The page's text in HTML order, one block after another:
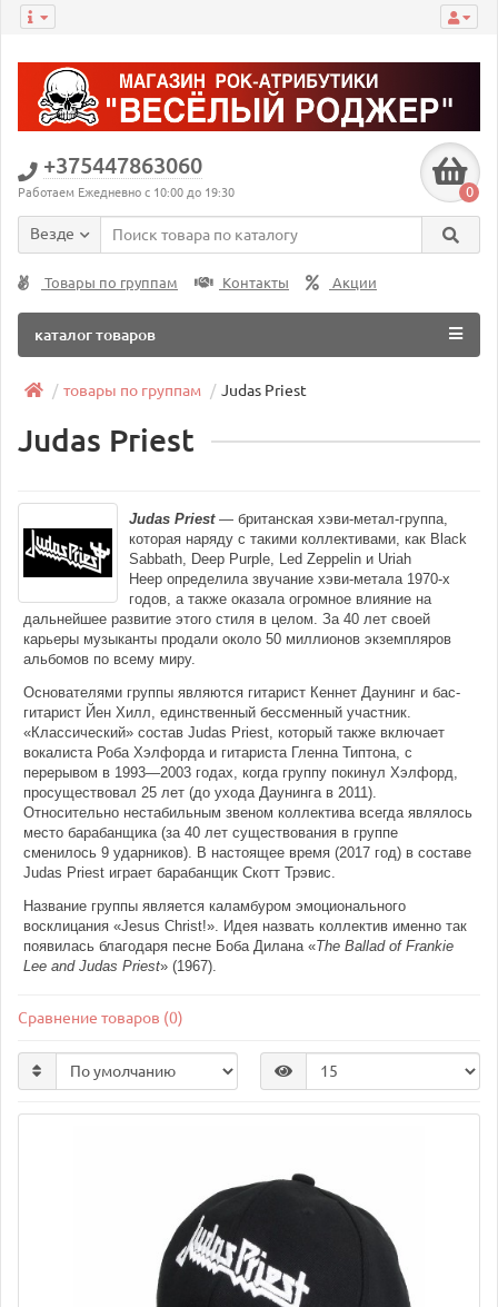
+375447863060
Работаем Ежедневно с 10:00 до 19:30 0
Везде
Товары по группам Контакты Акции
каталог товаров
товары по группам Judas Priest
Judas Priest
Judas Priest — британская хэви-метал-группа,
которая наряду с такими коллективами, как Black
Sabbath, Deep Purple, Led Zeppelin и Uriah
Heep определила звучание хэви-метала 1970-х
годов, а также оказала огромное влияние на
дальнейшее развитие этого стиля в целом. За 40 лет своей
карьеры музыканты продали около 50 миллионов экземпляров
альбомов по всему миру.
Основателями группы являются гитарист Кеннет Даунинг и бас-
гитарист Йен Хилл, единственный бессменный участник.
«Классический» состав Judas Priest, который также включает
вокалиста Роба Хэлфорда и гитариста Гленна Типтона, с
перерывом в 1993—2003 годах, когда группу покинул Хэлфорд,
просуществовал 25 лет (до ухода Даунинга в 2011).
Относительно нестабильным звеном коллектива всегда являлось
место барабанщика (за 40 лет существования в группе
сменилось 9 ударников). В настоящее время (2017 год) в составе
Judas Priest играет барабанщик Скотт Трэвис.
Название группы является каламбуром эмоционального
восклицания «Jesus Christ!». Идея назвать коллектив именно так
появилась благодаря песне Боба Дилана «The Ballad of Frankie
Lee and Judas Priest» (1967).
Сравнение товаров (0)